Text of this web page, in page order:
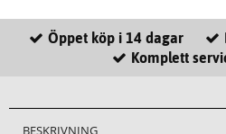
Öppet köp i 14 dagar
Komplett
BESKRIVNING